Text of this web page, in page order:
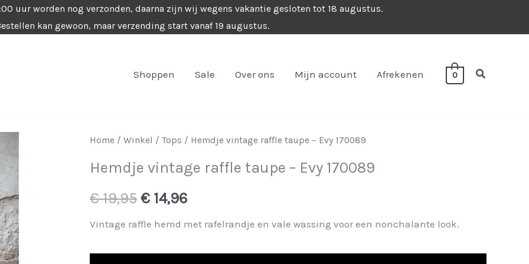
uur worden nog verzonden, daarna zijn wij wegens vakantie gesloten tot 18 augustus.
kan gewoon, maar verzending start vanaf 19 augustus.
Shoppen Sale Over ons Mijn account Afrekenen 0 Zoeken
Home / Winkel / Tops / Hemdje vintage raffle taupe – Evy 170089
Hemdje vintage raffle taupe – Evy 170089
€19,95 Oorspronkelijke
prijs
was:
€ 14,96Huidige
prijs
is:
Vintage raffle hemd met rafelrandje en vale wassing voor een nonchalante look.